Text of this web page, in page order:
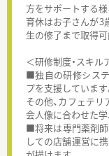
方をサポートする様
育休はお子さんが3
生の修了まで取得可
＜研修制度・スキ
■独自の研修シス
プを支援しています
その他、カフェテ
会人像に合わせた
■将来は専門薬剤師
しての店舗運営に